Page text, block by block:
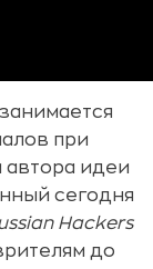
при
автора идеи
сегодня
Hackers
до